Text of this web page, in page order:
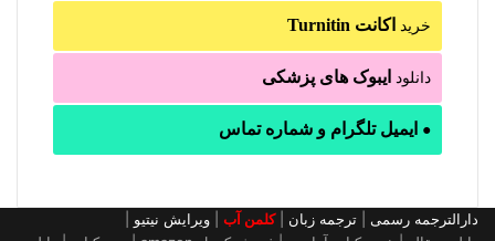
خرید اکانت Turnitin
دانلود ایبوک های پزشکی
● ایمیل تلگرام و شماره تماس
دارالترجمه رسمی ترجمه زبان |کلمن آب ویرایش نیتیو